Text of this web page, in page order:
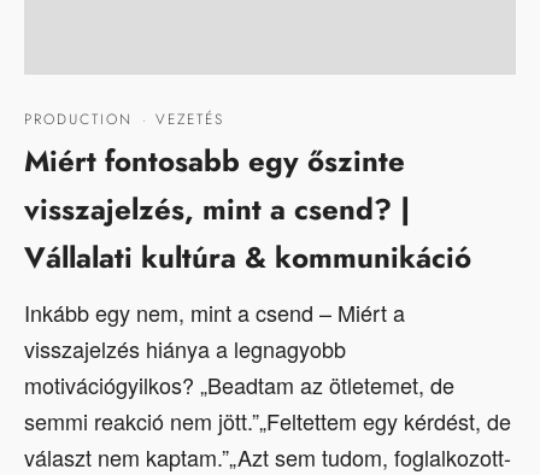
PRODUCTION · VEZETÉS
Miért fontosabb egy őszinte
visszajelzés, mint a csend? |
Vállalati kultúra & kommunikáció
Inkább egy nem, mint a csend – Miért a
visszajelzés hiánya a legnagyobb
motivációgyilkos? „Beadtam az ötletemet, de
semmi reakció nem jött.”„Feltettem egy kérdést, de
választ nem kaptam.”„Azt sem tudom, foglalkozott-